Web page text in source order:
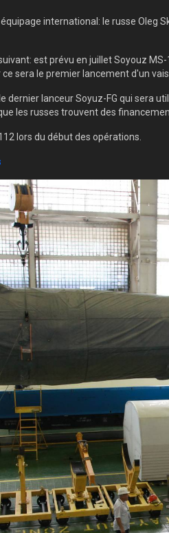
international: le russe Oleg
est prévu en juillet Soyouz
sera le premier lancement d'un
dernier lanceur Soyuz-FG qui sera
les russes trouvent des
lors du début des opérations.